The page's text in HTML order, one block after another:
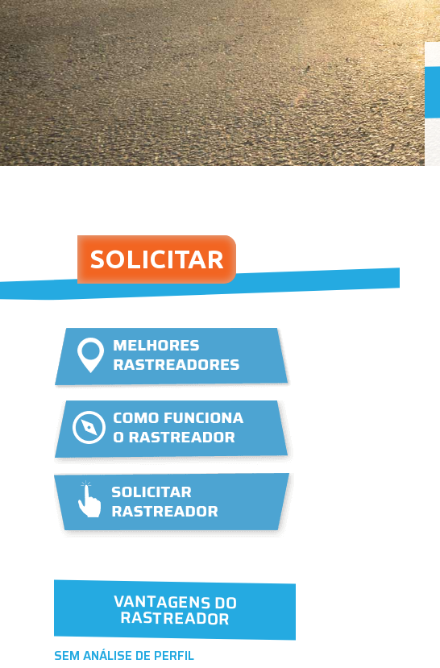
VANTAGENS DO
RASTREADOR
SEM ANÁLISE DE PERFIL